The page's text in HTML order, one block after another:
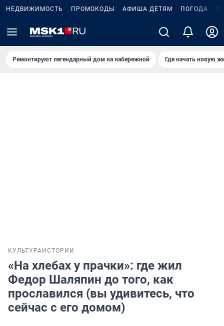
НЕДВИЖИМОСТЬ ПРОМОКОДЫ АФИША ДЕТЯМ ПОГОДА
Ремонтируют легендарный дом на набережной Где начать новую
КУЛЬТУРА ИСТОРИИ
«На хлебах у прачки»: где жил
Федор Шаляпин до того, как
прославился (вы удивитесь, что
сейчас с его домом)